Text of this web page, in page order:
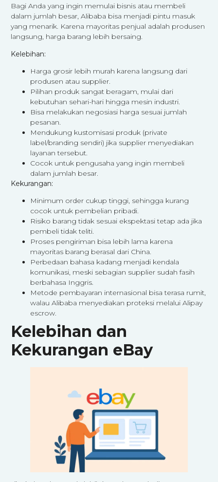
Bagi Anda yang ingin memulai bisnis atau membeli
dalam jumlah besar, Alibaba bisa menjadi pintu masuk
yang menarik. Karena mayoritas penjual adalah produsen
langsung, harga barang lebih bersaing.
Kelebihan:
Harga grosir lebih murah karena langsung dari
produsen atau supplier.
Pilihan produk sangat beragam, mulai dari
kebutuhan sehari-hari hingga mesin industri.
Bisa melakukan negosiasi harga sesuai jumlah
pesanan.
Mendukung kustomisasi produk (private
label/branding sendiri) jika supplier menyediakan
layanan tersebut.
Cocok untuk pengusaha yang ingin membeli
dalam jumlah besar.
Kekurangan:
Minimum order cukup tinggi, sehingga kurang
cocok untuk pembelian pribadi.
Risiko barang tidak sesuai ekspektasi tetap ada jika
pembeli tidak teliti.
Proses pengiriman bisa lebih lama karena
mayoritas barang berasal dari China.
Perbedaan bahasa kadang menjadi kendala
komunikasi, meski sebagian supplier sudah fasih
berbahasa Inggris.
Metode pembayaran internasional bisa terasa rumit,
walau Alibaba menyediakan proteksi melalui Alipay
escrow.
Kelebihan dan
Kekurangan eBay